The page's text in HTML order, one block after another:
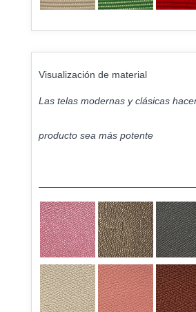
Visualización de material
Las telas modernas y clásicas
producto sea más potente